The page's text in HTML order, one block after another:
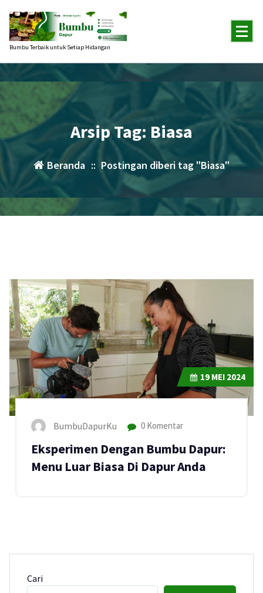
konten
Bumbu Terbaik untuk Setiap Hidangan
Arsip Tag: Biasa
Beranda :: Postingan diberi tag "Biasa"
19 MEI 2024
BumbuDapurKu 0 Komentar
Eksperimen Dengan Bumbu Dapur:
Menu Luar Biasa Di Dapur Anda
Cari